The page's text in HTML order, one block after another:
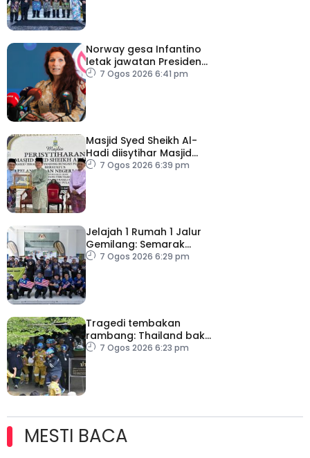
Norway gesa Infantino
letak jawatan Presiden
FIFA7 Ogos 2026 6:41 pm
Masjid Syed Sheikh Al-
Hadi diisytihar Masjid
Pelancongan Negeri
7 Ogos 2026 6:39 pm
Jelajah 1 Rumah 1 Jalur
Gemilang: Semarak
semangat patriotisme
7 Ogos 2026 6:29 pm
Tragedi tembakan
rambang: Thailand bakal
umum pelan tindakan
7 Ogos 2026 6:23 pm
MESTI BACA